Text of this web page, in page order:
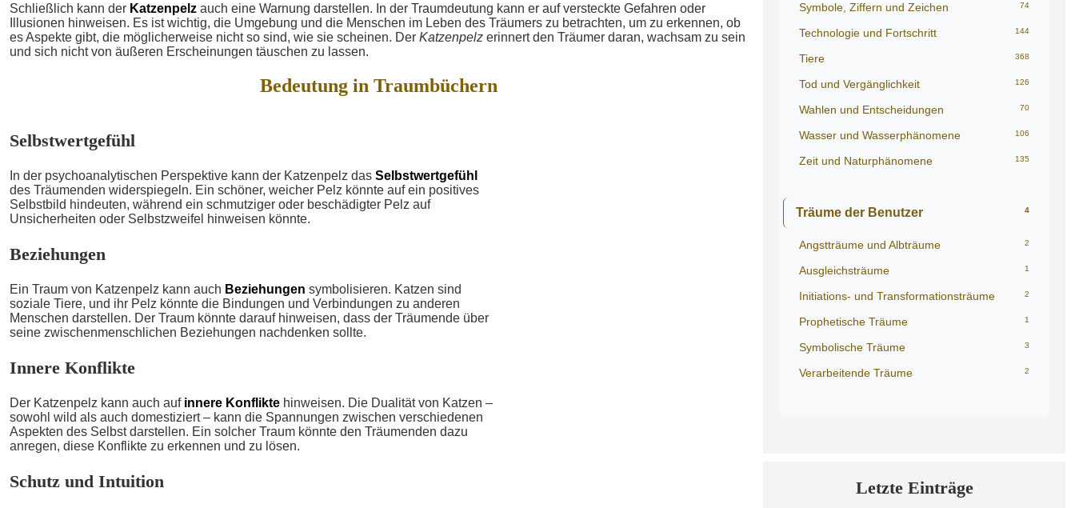
Schließlich kann der Katzenpelz auch eine Warnung darstellen. In der Traumdeutung kann er auf versteckte Gefahren oder
Illusionen hinweisen. Es ist wichtig, die Umgebung und die Menschen im Leben des Träumers zu betrachten, um zu erkennen, ob
es Aspekte gibt, die möglicherweise nicht so sind, wie sie scheinen. Der Katzenpelz erinnert den Träumer daran, wachsam zu sein
und sich nicht von äußeren Erscheinungen täuschen zu lassen.
Bedeutung in Traumbüchern
Selbstwertgefühl
In der psychoanalytischen Perspektive kann der Katzenpelz das Selbstwertgefühl
des Träumenden widerspiegeln. Ein schöner, weicher Pelz könnte auf ein positives
Selbstbild hindeuten, während ein schmutziger oder beschädigter Pelz auf
Unsicherheiten oder Selbstzweifel hinweisen könnte.
Beziehungen
Ein Traum von Katzenpelz kann auch Beziehungen symbolisieren. Katzen sind
soziale Tiere, und ihr Pelz könnte die Bindungen und Verbindungen zu anderen
Menschen darstellen. Der Traum könnte darauf hinweisen, dass der Träumende über
seine zwischenmenschlichen Beziehungen nachdenken sollte.
Innere Konflikte
Der Katzenpelz kann auch auf innere Konflikte hinweisen. Die Dualität von Katzen –
sowohl wild als auch domestiziert – kann die Spannungen zwischen verschiedenen
Aspekten des Selbst darstellen. Ein solcher Traum könnte den Träumenden dazu
anregen, diese Konflikte zu erkennen und zu lösen.
Schutz und Intuition
Symbole, Ziffern und Zeichen 74
Technologie und Fortschritt 144
Tiere 368
Tod und Vergänglichkeit 126
Wahlen und Entscheidungen 70
Wasser und Wasserphänomene 106
Zeit und Naturphänomene 135
Träume der Benutzer 4
Angstträume und Albträume 2
Ausgleichsträume 1
Initiations- und Transformationsträume 2
Prophetische Träume 1
Symbolische Träume 3
Verarbeitende Träume 2
Letzte Einträge